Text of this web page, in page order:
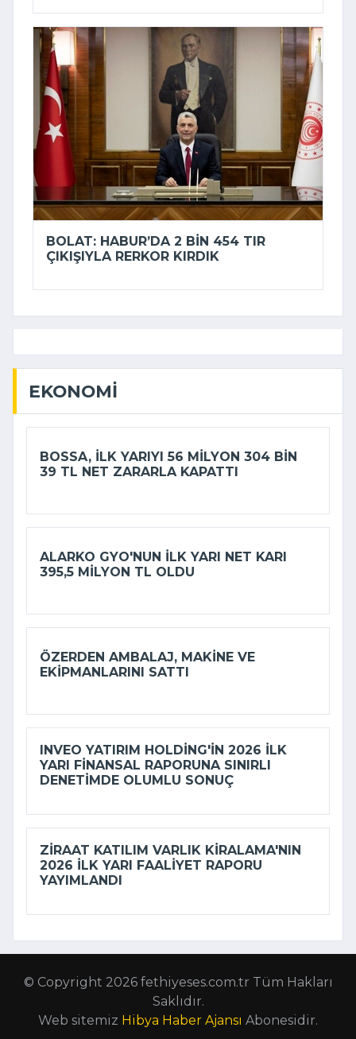
BOLAT: HABUR’DA 2 BIN 454 TIR
ÇIKIŞIYLA RERKOR KIRDIK
EKONOMI
BOSSA, ILK YARIYI 56 MILYON 304 BIN
39 TL NET ZARARLA KAPATTI
ALARKO GYO'NUN ILK YARI NET KARI
395,5 MILYON TL OLDU
ÖZERDEN AMBALAJ, MAKINE VE
EKIPMANLARINI SATTI
INVEO YATIRIM HOLDING'IN 2026 ILK
YARI FINANSAL RAPORUNA SINIRLI
DENETIMDE OLUMLU SONUÇ
ZIRAAT KATILIM VARLIK KIRALAMA'NIN
2026 ILK YARI FAALIYET RAPORU
YAYIMLANDI
© Copyright 2026 fethiyeses.com.tr Tüm Hakları
Saklıdır.
Web sitemiz Hibya Haber Ajansı Abonesidir.